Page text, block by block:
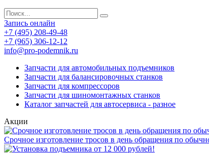
Запись онлайн
+7 (495) 208-49-48
+7 (965) 306-12-12
info@pro-podemnik.ru
Запчасти для автомобильных подъемников
Запчасти для балансировочных станков
Запчасти для компрессоров
Запчасти для шиномонтажных станков
Каталог запчастей для автосервиса - разное
Акции
Срочное изготовление тросов в день обращения по